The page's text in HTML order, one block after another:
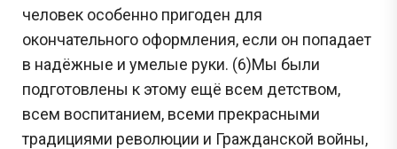
человек особенно пригоден для
окончательного оформления, если он попадает
в надёжные и умелые руки. (6)Мы были
подготовлены к этому ещё всем детством,
всем воспитанием, всеми прекрасными
традициями революции и Гражданской войны,